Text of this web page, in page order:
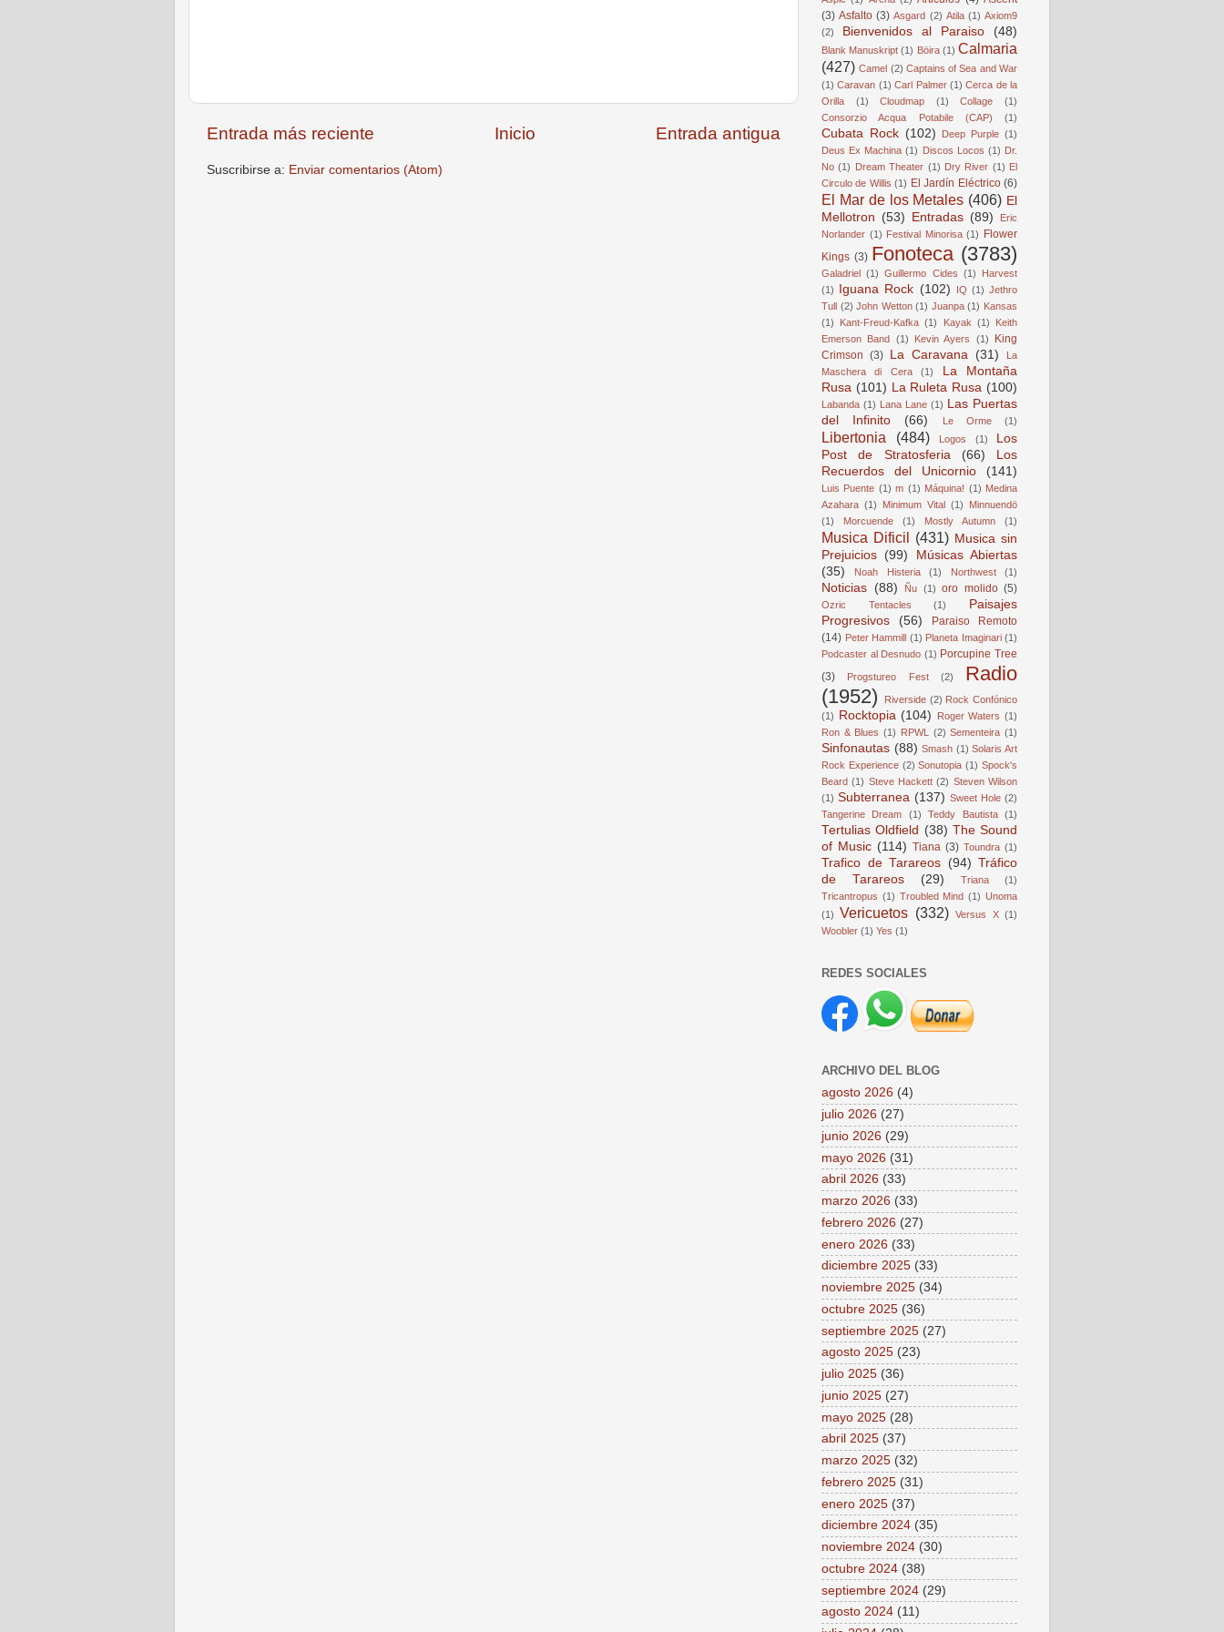
Entrada más reciente Entrada antigua
Inicio
Suscribirse a: Enviar comentarios (Atom)
(3) Asfalto (3) Asgard (2) Atila (1) Axiom9
(2)
Bienvenidos al Paraiso (48)
Blank Manuskript (1) Böira (1) Calmaria
(427) Camel (2) Captains of Sea and War
(1) Caravan (1) Carl Palmer (1) Cerca de la
Orilla
(1) Cloudmap (1) Collage
(1)
Consorzio Acqua Potabile (CAP)
(1)
Cubata Rock (102) Deep Purple (1)
Deus Ex Machina (1) Discos Locos (1) Dr.
No (1) Dream Theater (1) Dry River (1) El
Circulo de Willis (1) El Jardín Eléctrico (6)
El Mar de los Metales (406) El
Mellotron (53) Entradas (89)
Eric
Norlander (1) Festival Minorisa (1)
Flower
Kings (3) Fonoteca (3783)
Galadriel (1) Guillermo Cides (1)
Harvest
(1)
Iguana Rock (102) IQ (1) Jethro
Tull (2) John Wetton (1) Juanpa (1) Kansas
(1)
Kant-Freud-Kafka (1) Kayak (1)
Keith
Emerson Band (1) Kevin Ayers (1)
King
Crimson (3) La Caravana (31)
La
Maschera di Cera
(1)
La Montaña
Rusa (101) La Ruleta Rusa (100)
Labanda (1) Lana Lane (1) Las Puertas
del Infinito
(66) Le Orme (1)
Libertonia (484) Logos (1)
Los
Post de Stratosferia
(66)
Los
Recuerdos del Unicornio
(141)
Luis Puente (1) m (1) Máquina! (1) Medina
Azahara (1) Minimum Vital (1)
Minnuendö
(1)
Morcuende (1) Mostly Autumn (1)
Musica Dificil (431) Musica sin
Prejuicios (99)
Músicas Abiertas
(35)
Noah Histeria (1) Northwest (1)
Noticias (88) Ñu (1) oro molido (5)
Ozric Tentacles (1)
Paisajes
Progresivos
(56)
Paraiso Remoto
(14) Peter Hammill (1) Planeta Imaginari (1)
Podcaster al Desnudo (1) Porcupine Tree
(3)
Progstureo Fest (2)
Radio
(1952)
Riverside (2) Rock Confónico
(1)
Rocktopia (104) Roger Waters (1)
Ron & Blues (1) RPWL (2) Sementeira (1)
Sinfonautas (88) Smash (1) Solaris Art
Rock Experience (2) Sonutopia (1) Spock's
Beard (1) Steve Hackett (2) Steven Wilson
(1) Subterranea (137) Sweet Hole (2)
Tangerine Dream
(1) Teddy Bautista (1)
Tertulias Oldfield (38) The Sound
of Music (114) Tiana (3) Toundra (1)
Trafico de Tarareos (94) Tráfico
de Tarareos
(29) Triana
(1)
Tricantropus (1) Troubled Mind (1) Unoma
(1)
Vericuetos (332) Versus X (1)
Woobler (1) Yes (1)
REDES SOCIALES
ARCHIVO DEL BLOG
agosto 2026 (4)
julio 2026 (27)
junio 2026 (29)
mayo 2026 (31)
abril 2026 (33)
marzo 2026 (33)
febrero 2026 (27)
enero 2026 (33)
diciembre 2025 (33)
noviembre 2025 (34)
octubre 2025 (36)
septiembre 2025 (27)
agosto 2025 (23)
julio 2025 (36)
junio 2025 (27)
mayo 2025 (28)
abril 2025 (37)
marzo 2025 (32)
febrero 2025 (31)
enero 2025 (37)
diciembre 2024 (35)
noviembre 2024 (30)
octubre 2024 (38)
septiembre 2024 (29)
agosto 2024 (11)